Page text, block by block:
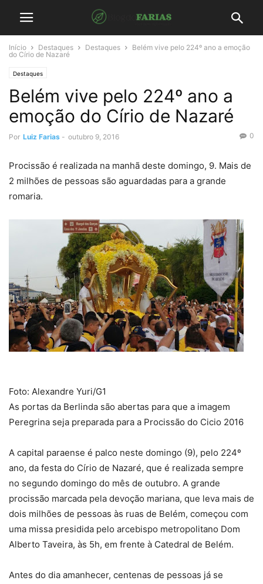
Início Destaques Destaques
Belém vive pelo 224º ano a emoção
do Círio de Nazaré
Destaques
Belém vive pelo 224º ano a
emoção do Círio de Nazaré
Por Luiz Farias - outubro 9, 2016 0
Procissão é realizada na manhã deste domingo, 9. Mais de
2 milhões de pessoas são aguardadas para a grande
romaria.
Foto: Alexandre Yuri/G1
As portas da Berlinda são abertas para que a imagem
Peregrina seja preparada para a Procissão do Cicio 2016
A capital paraense é palco neste domingo (9), pelo 224º
ano, da festa do Círio de Nazaré, que é realizada sempre
no segundo domingo do mês de outubro. A grande
procissão marcada pela devoção mariana, que leva mais de
dois milhões de pessoas às ruas de Belém, começou com
uma missa presidida pelo arcebispo metropolitano Dom
Alberto Taveira, às 5h, em frente à Catedral de Belém.
Antes do dia amanhecer, centenas de pessoas já se